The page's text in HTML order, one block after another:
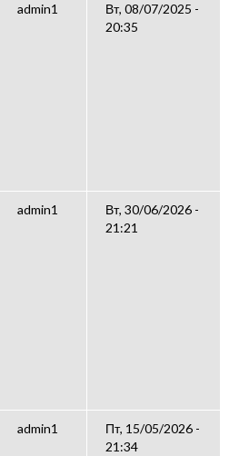
admin1
Вт, 08/07/2025 -
20:35
admin1
Вт, 30/06/2026 -
21:21
admin1
Пт, 15/05/2026 -
21:34